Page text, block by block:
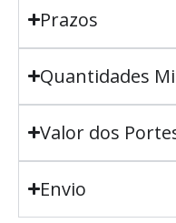
Prazos
Quantidades
Valor dos
Envio